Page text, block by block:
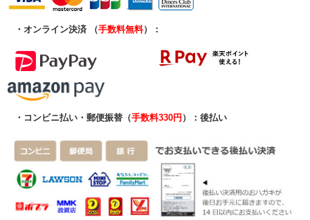
・オンライン決済 （手数料無料）：
・コンビニ払い・郵便振替（手数料330円 ）：後払い